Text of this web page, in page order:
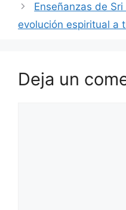
Enseñanzas de
evolución espiritual a
Deja un